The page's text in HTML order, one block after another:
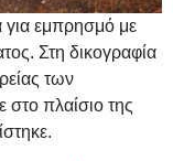
για εμπρησμό με
Στη δικογραφία
των
στο πλαίσιο της